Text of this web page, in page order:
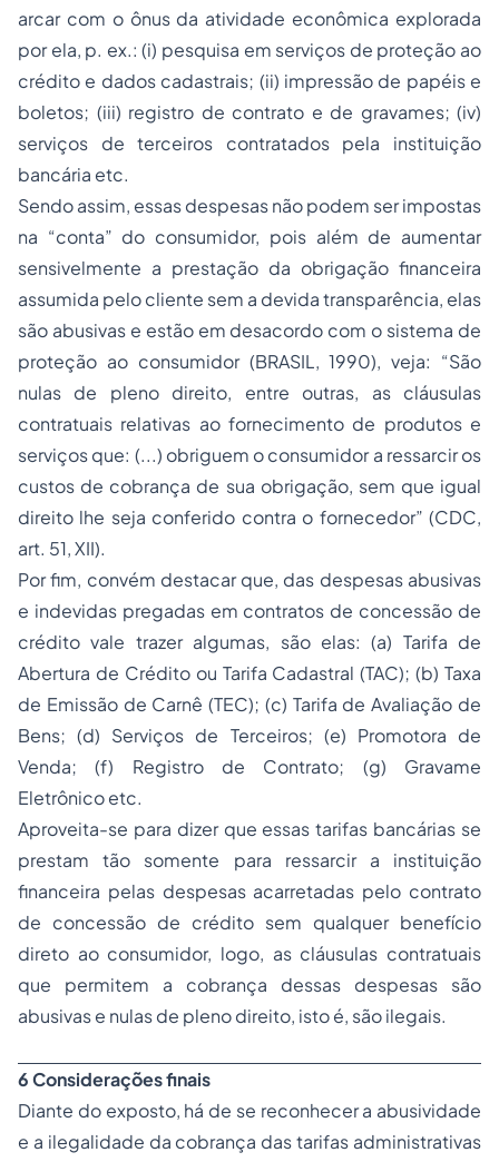
arcar com o ônus da atividade econômica explorada
por ela, p. ex.: (i) pesquisa em serviços de proteção ao
crédito e dados cadastrais; (ii) impressão de papéis e
boletos; (iii) registro de contrato e de gravames; (iv)
serviços de terceiros contratados pela instituição
bancária etc.
Sendo assim, essas despesas não podem ser impostas
na “conta” do consumidor, pois além de aumentar
sensivelmente a prestação da obrigação financeira
assumida pelo cliente sem a devida transparência, elas
são abusivas e estão em desacordo com o sistema de
proteção ao consumidor (BRASIL, 1990), veja: “São
nulas de pleno direito, entre outras, as cláusulas
contratuais relativas ao fornecimento de produtos e
serviços que: (...) obriguem o consumidor a ressarcir os
custos de cobrança de sua obrigação, sem que igual
direito lhe seja conferido contra o fornecedor” (CDC,
art. 51, XII).
Por fim, convém destacar que, das despesas abusivas
e indevidas pregadas em contratos de concessão de
crédito vale trazer algumas, são elas: (a) Tarifa de
Abertura de Crédito ou Tarifa Cadastral (TAC); (b) Taxa
de Emissão de Carnê (TEC); (c) Tarifa de Avaliação de
Bens; (d) Serviços de Terceiros; (e) Promotora de
Venda; (f) Registro de Contrato; (g) Gravame
Eletrônico etc.
Aproveita-se para dizer que essas tarifas bancárias se
prestam tão somente para ressarcir a instituição
financeira pelas despesas acarretadas pelo contrato
de concessão de crédito sem qualquer benefício
direto ao consumidor, logo, as cláusulas contratuais
que permitem a cobrança dessas despesas são
abusivas e nulas de pleno direito, isto é, são ilegais.
6 Considerações finais
Diante do exposto, há de se reconhecer a abusividade
e a ilegalidade da cobrança das tarifas administrativas